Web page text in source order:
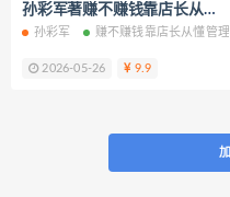
孙彩军著赚不赚钱靠店长从懂管理到会经营电子书pdf百度网盘下载学习
孙彩军 赚不赚钱靠店长从懂管
2026-05-26 9.9